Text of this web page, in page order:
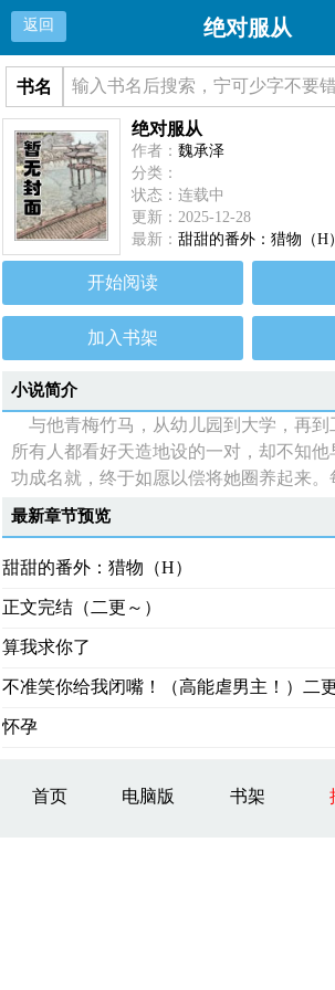
返回 绝对服从
书名
绝对服从
作者：魏承泽
分类：
状态：连载中
更新：2025-12-28
最新：甜甜的番外：猎物（H）
开始阅读
加入书架
小说简介
与他青梅竹马，从幼儿园到大学，再到
所有人都看好天造地设的一对，却不知他
功成名就，终于如愿以偿将她圈养起来。
最新章节预览
甜甜的番外：猎物（H）
正文完结（二更～）
算我求你了
不准笑你给我闭嘴！（高能虐男主！）二
怀孕
首页 电脑版 书架